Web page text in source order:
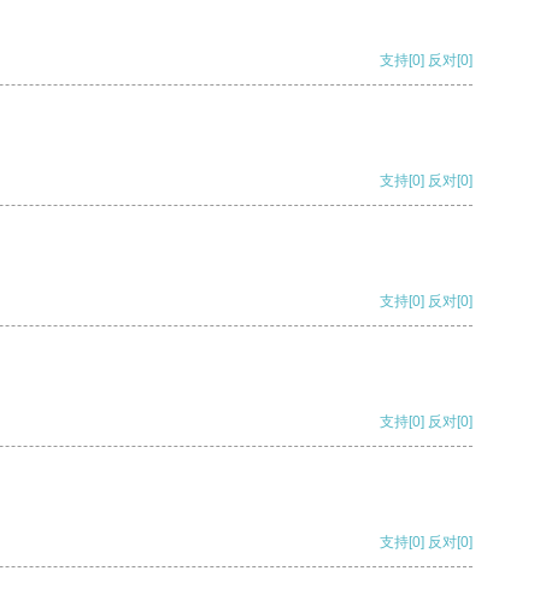
支持[0] 反对[0]
支持[0] 反对[0]
支持[0] 反对[0]
支持[0] 反对[0]
支持[0] 反对[0]